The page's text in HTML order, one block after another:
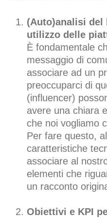
(Auto)analisi del
utilizzo delle
È fondamentale
messaggio di
associare ad un
preoccuparci di
(influencer)
avere una chiara
che noi vogliamo
Per fare questo,
caratteristiche
associare al
elementi che
un racconto
Obiettivi e KPI